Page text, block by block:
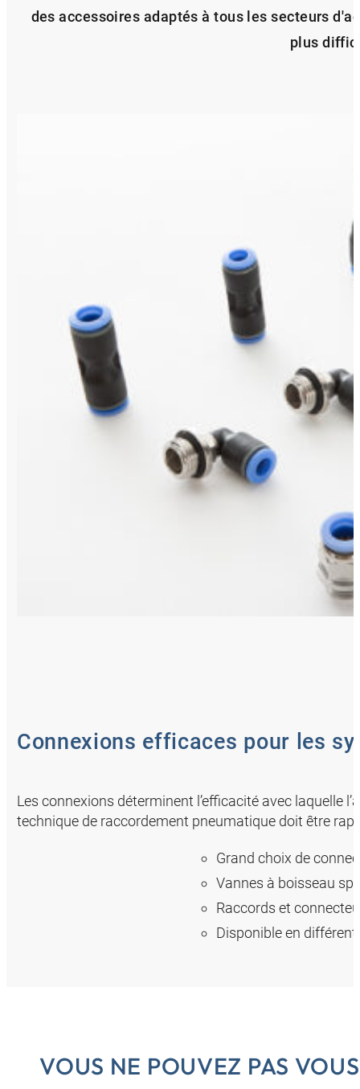
des accessoires adaptés à tous les secteurs
plus
Connexions efficaces pour les
Les connexions déterminent l’efficacité avec laquelle
technique de raccordement pneumatique doit être
Grand choix de
Vannes à boisseau
Raccords et
Disponible en
VOUS NE POUVEZ PAS